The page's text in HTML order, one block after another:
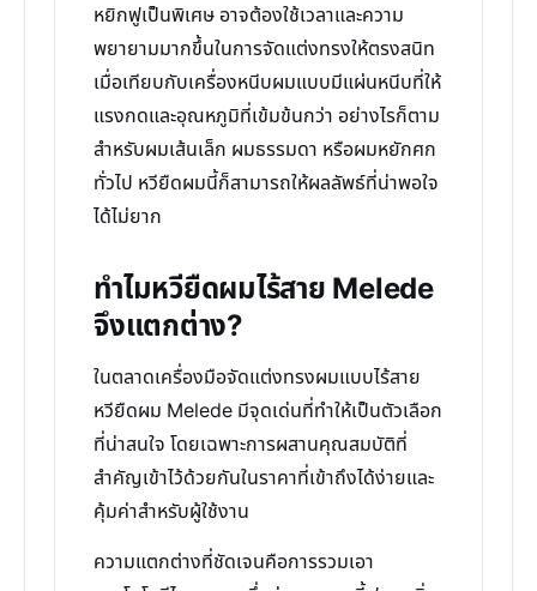
หยิกฟูเป็นพิเศษ อาจต้องใช้เวลาและความ
พยายามมากขึ้นในการจัดแต่งทรงให้ตรงสนิท
เมื่อเทียบกับเครื่องหนีบผมแบบมีแผ่นหนีบที่ให้
แรงกดและอุณหภูมิที่เข้มข้นกว่า อย่างไรก็ตาม
สำหรับผมเส้นเล็ก ผมธรรมดา หรือผมหยักศก
ทั่วไป หวียืดผมนี้ก็สามารถให้ผลลัพธ์ที่น่าพอใจ
ได้ไม่ยาก
ทำไมหวียืดผมไร้สาย Melede
จึงแตกต่าง?
ในตลาดเครื่องมือจัดแต่งทรงผมแบบไร้สาย
หวียืดผม Melede มีจุดเด่นที่ทำให้เป็นตัวเลือก
ที่น่าสนใจ โดยเฉพาะการผสานคุณสมบัติที่
สำคัญเข้าไว้ด้วยกันในราคาที่เข้าถึงได้ง่ายและ
คุ้มค่าสำหรับผู้ใช้งาน
ความแตกต่างที่ชัดเจนคือการรวมเอา